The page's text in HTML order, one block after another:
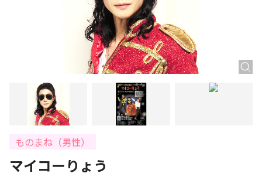
ものまね（男性）
マイコーりょう